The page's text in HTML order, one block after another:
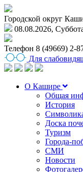
Городской округ
08.08.2026,
Телефон 8 (49669) 2-
Для
О Кашире
Общая
История
Доска
Туризм
Города-
СМИ
Новости